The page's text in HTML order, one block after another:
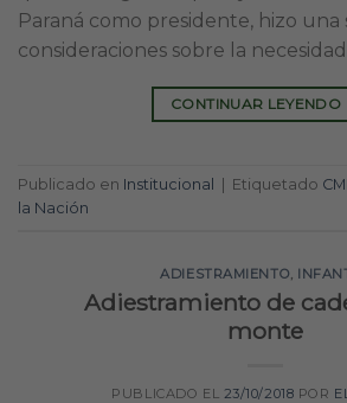
Paraná como presidente, hizo una
consideraciones sobre la
CONTINUAR LEYENDO
Publicado en Institucional Etiquetado
la Nación
ADIESTRAMIENTO,
Adiestramiento de
monte
PUBLICADO EL 23/10/2018 POR